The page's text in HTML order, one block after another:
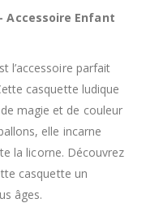
Accessoire Enfant
l’accessoire parfait
casquette ludique
magie et de couleur
elle incarne
la licorne. Découvrez
casquette un
âges.